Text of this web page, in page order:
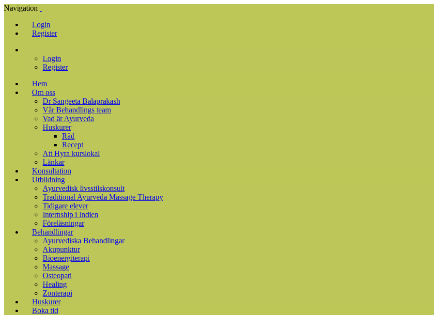
Navigation
Login
Register
Login
Register
Hem
Om oss
Dr Sangeeta Balaprakash
Vår Behandlings team
Vad är Ayurveda
Huskurer
Råd
Recept
Att Hyra kurslokal
Länkar
Konsultation
Utbildning
Ayurvedisk livsstilskonsult
Traditional Ayurveda Massage Therapy
Tidigare elever
Internship i Indien
Föreläsningar
Behandlingar
Ayurvediska Behandlingar
Akupunktur
Bioenergiterapi
Massage
Osteopati
Healing
Zonterapi
Huskurer
Boka tid